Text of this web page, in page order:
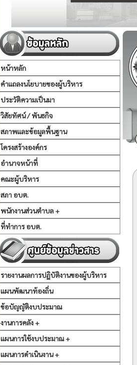
หน้าหลัก
คำแถลงนโยบายของผู้บริหาร
ประวัติความเป็นมา
วิสัยทัศน์ / พันธกิจ
สภาพและข้อมูลพื้นฐาน
โครงสร้างองค์กร
อำนาจหน้าที่
คณะผู้บริหาร
สภา อบต.
พนักงานส่วนตำบล +
ที่ทำการ อบต.
รายงานผลการปฏิบัติงานของผู้บริหาร
แผนพัฒนาท้องถิ่น
ข้อบัญญัติงบประมาณ
งานการคลัง +
แผนการใช้งบประมาณ +
แผนการดำเนินงาน +